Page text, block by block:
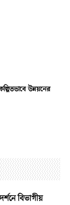
উন্নয়নের
বিভাগীয়